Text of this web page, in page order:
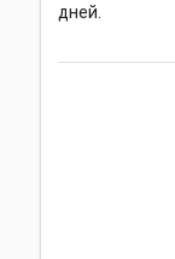
дней.